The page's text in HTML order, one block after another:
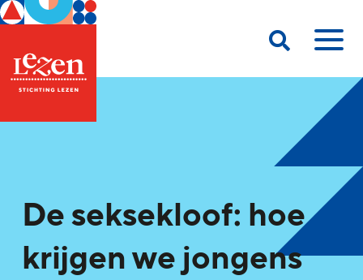
De seksekloof: hoe
krijgen we jongens